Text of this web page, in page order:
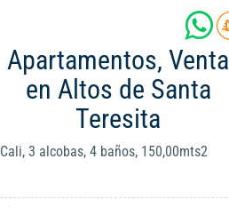
Apartamentos, Venta
en Altos de Santa
Teresita
Cali, 3 alcobas, 4 baños, 150,00mts2